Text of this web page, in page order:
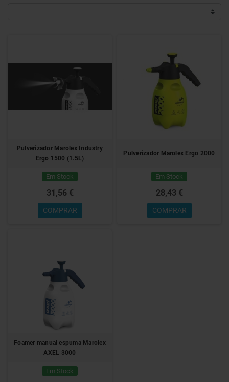
Pulverizador Marolex Industry
Ergo 1500 (1.5L)
Em Stock
31,56 €
COMPRAR
Pulverizador Marolex Ergo 2000
Em Stock
28,43 €
COMPRAR
Foamer manual espuma Marolex
AXEL 3000
Em Stock